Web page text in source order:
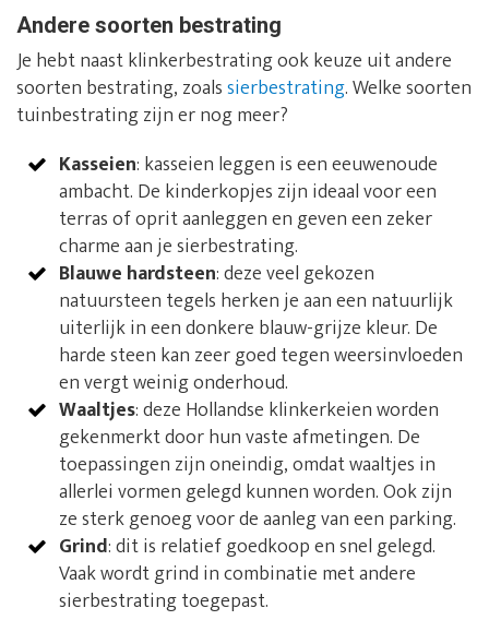
Andere soorten bestrating
Je hebt naast klinkerbestrating ook keuze uit andere
soorten bestrating, zoalssierbestrating. Welke soorten
tuinbestrating zijn er nog meer?
Kasseien: kasseien leggen is een eeuwenoude
ambacht. De kinderkopjes zijn ideaal voor een
terras of oprit aanleggen en geven een zeker
charme aan je sierbestrating.
Blauwe hardsteen: deze veel gekozen
natuursteen tegels herken je aan een natuurlijk
uiterlijk in een donkere blauw-grijze kleur. De
harde steen kan zeer goed tegen weersinvloeden
en vergt weinig onderhoud.
Waaltjes: deze Hollandse klinkerkeien worden
gekenmerkt door hun vaste afmetingen. De
toepassingen zijn oneindig, omdat waaltjes in
allerlei vormen gelegd kunnen worden. Ook zijn
ze sterk genoeg voor de aanleg van een parking.
Grind: dit is relatief goedkoop en snel gelegd.
Vaak wordt grind in combinatie met andere
sierbestrating toegepast.